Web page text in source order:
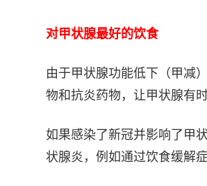
对甲状腺最好的饮食
由于甲状腺功能低下（甲减
物和抗炎药物，让甲状腺有
如果感染了新冠并影响了甲
状腺炎，例如通过饮食缓解